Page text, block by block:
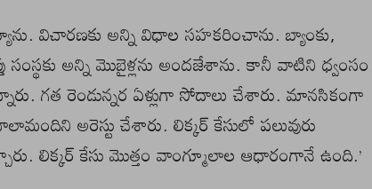
విచారణకు అన్ని విధాల సహకరించాను. బ్యాంకు,
అన్ని మొబైళ్లను అందజేశాను. కానీ వాటిని ధ్వంసం
గత రెండున్నర ఏళ్లుగా సోదాలు చేశారు. మానసికంగా
అరెస్టు చేశారు. లిక్కర్ కేసులో పలువురు
లిక్కర్ కేసు మొత్తం వాంగ్మూలాల ఆధారంగానే ఉంది.’